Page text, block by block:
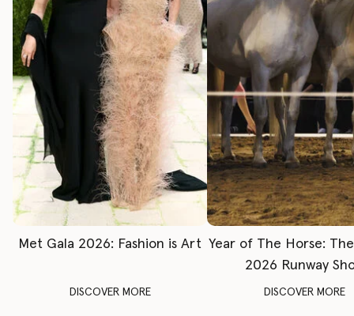
Met Gala 2026: Fashion is Art
DISCOVER MORE
Year of The Horse:
2026 Runway
DISCOVER MORE